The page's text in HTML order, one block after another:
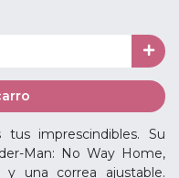
imprescindibles. Su
Man: No Way Home,
una correa ajustable.